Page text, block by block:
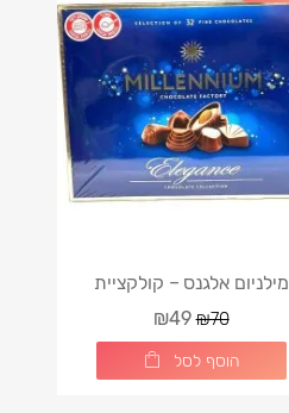
מילניום אלגנס – קולקציית
שוקולד פרמיום
₪70
₪49
הוסף לסל